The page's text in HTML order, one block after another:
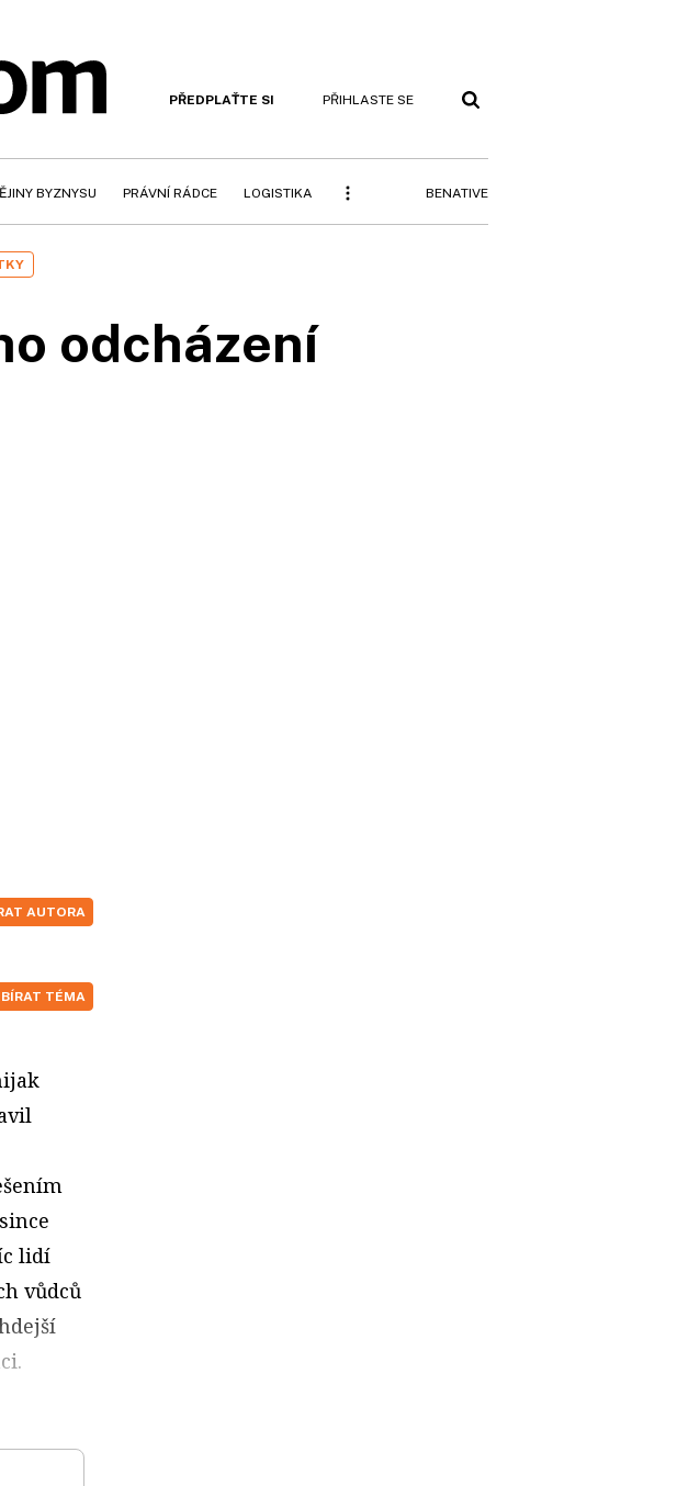
PŘEDPLAŤTE SI PŘIHLASTE SE
BYZNYSU PRÁVNÍ RÁDCE LOGISTIKA BENATIVE
odcházení
AUTORA
TÉMA
lidí
vůdců